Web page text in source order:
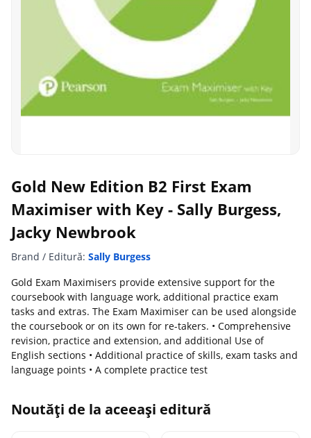
Gold New Edition B2 First Exam
Maximiser with Key - Sally Burgess,
Jacky Newbrook
Brand / Editură: Sally Burgess
Gold Exam Maximisers provide extensive support for the
coursebook with language work, additional practice exam
tasks and extras. The Exam Maximiser can be used alongside
the coursebook or on its own for re-takers. • Comprehensive
revision, practice and extension, and additional Use of
English sections • Additional practice of skills, exam tasks and
language points • A complete practice test
Noutăți de la aceeași editură